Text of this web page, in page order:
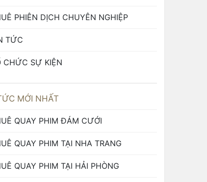
PHIÊN DỊCH CHUYÊN NGHIỆP
TỨC
CHỨC SỰ KIỆN
MỚI NHẤT
QUAY PHIM ĐÁM CƯỚI
QUAY PHIM TẠI NHA TRANG
QUAY PHIM TẠI HẢI PHÒNG